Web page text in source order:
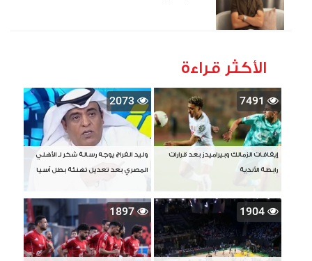
الأكثر قراءة
7491
إيقافات الزمالك وبيراميدز بعد قرارات
رابطة الأندية
2073
وليد الفراج يوجه رسالة شكر لـ الأهلي
المصري بعد تعديل تهنئة بطل آسيا
1904
1897